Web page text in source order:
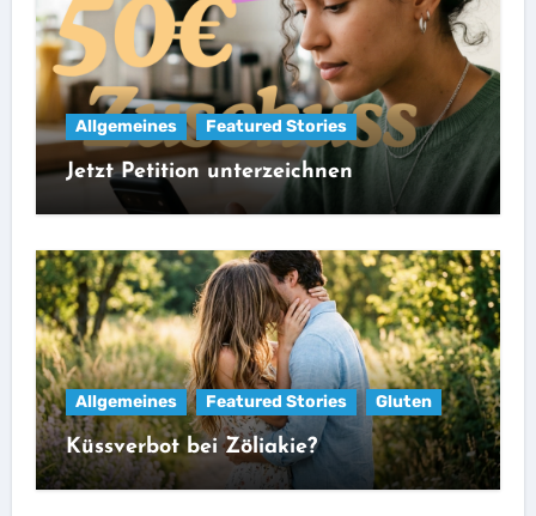
Allgemeines Featured Stories
Jetzt Petition unterzeichnen
Allgemeines Featured Stories Gluten
Küssverbot bei Zöliakie?